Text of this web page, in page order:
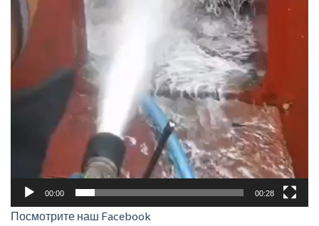
00:00 00:28
Посмотрите наш Facebook